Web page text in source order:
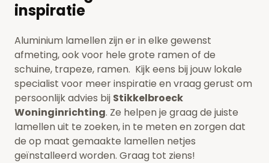
inspiratie
Aluminium lamellen zijn er in elke gewenst
afmeting, ook voor hele grote ramen of de
schuine, trapeze, ramen. Kijk eens bij jouw lokale
specialist voor meer inspiratie en vraag gerust om
persoonlijk advies bij Stikkelbroeck
Woninginrichting. Ze helpen je graag de juiste
lamellen uit te zoeken, in te meten en zorgen dat
de op maat gemaakte lamellen netjes
geïnstalleerd worden. Graag tot ziens!